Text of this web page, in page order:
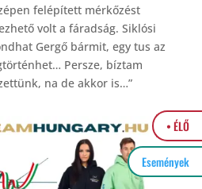
felépített mérkőzést
volt a fáradság. Siklósi
Gergő bármit, egy tus az
Persze, bíztam
na de akkor is…”
• ÉLŐ
Események